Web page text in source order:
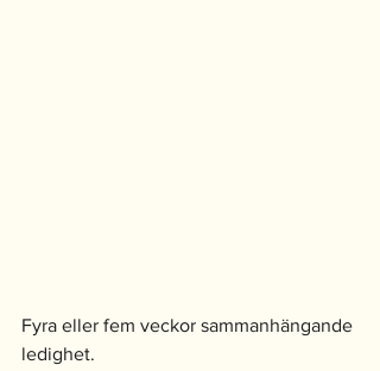
Fyra eller fem veckor sammanhängande
ledighet.